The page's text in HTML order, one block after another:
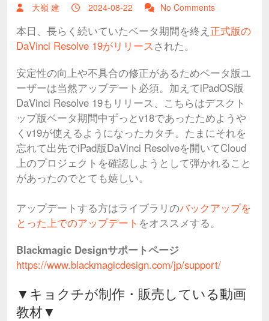
大嶺 建 2024-08-22 No Comments
本日、長らく続いていたベータ期間を終え 正式版の
DaVinci Resolve 19がリリースされた。
安定性の向上や不具合の修正があるためベータ版ユ
ーザーは当然アップデート必須。加えてiPadOS版
DaVinci Resolve 19もリリース、こちらはデスクト
ップ版ベータ期間中ずっとv18であったためようや
くv19が使えるようになったカタチ。たまにそれを
忘れて出先でiPad版DaVinci Resolveを開いてCloud
上のプロジェクトを確認しようとして弾かれること
があったのでとても嬉しい。
アップデートする方はライブラリのバックアップを
とった上でのアップデート をオススメする。
Blackmagic Designサポートページ
https://www.blackmagicdesign.com/jp/support/
▼キョクチが制作・販売している動画
教材▼